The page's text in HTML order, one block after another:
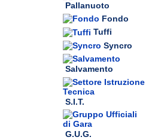
Pallanuoto
Fondo
Tuffi
Syncro
Salvamento
S.I.T.
G.U.G.